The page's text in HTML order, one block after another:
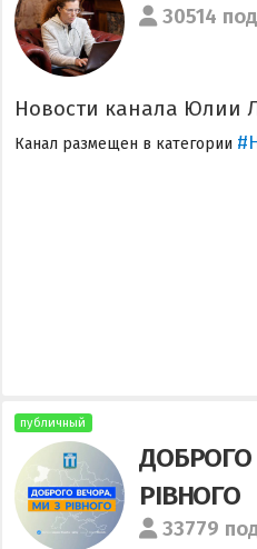
30514
Новости канала Юлии
Канал размещен в категории
публичный
ДОБРОГО
РІВНОГО
33779